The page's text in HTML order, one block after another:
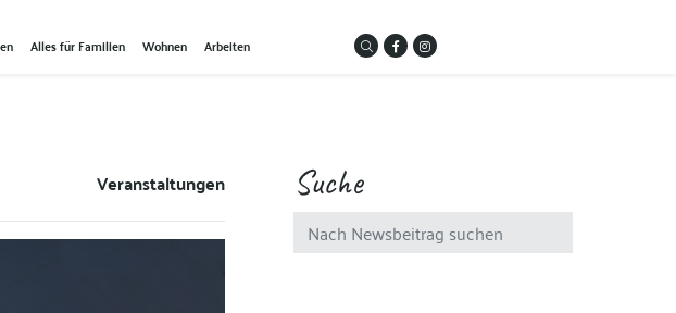
Alles für Familien Wohnen Arbeiten
Veranstaltungen Suche